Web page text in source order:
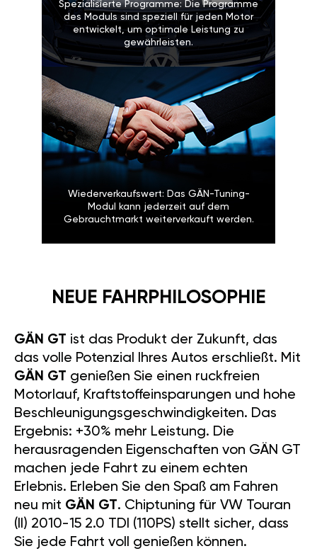
Spezialisierte Programme: Die Programme
des Moduls sind speziell für jeden Motor
entwickelt, um optimale Leistung zu
gewährleisten.
Wiederverkaufswert: Das GÄN-Tuning-
Modul kann jederzeit auf dem
Gebrauchtmarkt weiterverkauft werden.
NEUE FAHRPHILOSOPHIE
GÄN GT ist das Produkt der Zukunft, das
das volle Potenzial Ihres Autos erschließt. Mit
GÄN GT genießen Sie einen ruckfreien
Motorlauf, Kraftstoffeinsparungen und hohe
Beschleunigungsgeschwindigkeiten. Das
Ergebnis: +30% mehr Leistung. Die
herausragenden Eigenschaften von GÄN GT
machen jede Fahrt zu einem echten
Erlebnis. Erleben Sie den Spaß am Fahren
neu mit GÄN GT. Chiptuning für VW Touran
(II) 2010-15 2.0 TDI (110PS) stellt sicher, dass
Sie jede Fahrt voll genießen können.